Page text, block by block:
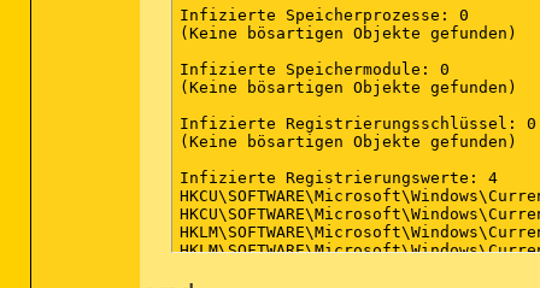
Infizierte Speicherprozesse: 0
(Keine bösartigen Objekte gefunden)
Infizierte Speichermodule: 0
(Keine bösartigen Objekte gefunden)
Infizierte Registrierungsschlüssel: 0
(Keine bösartigen Objekte gefunden)
Infizierte Registrierungswerte: 4